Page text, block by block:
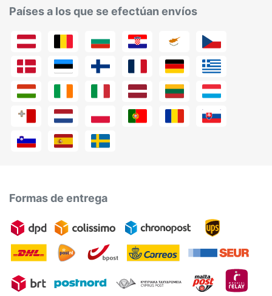
Países a los que se efectúan envíos
Formas de entrega